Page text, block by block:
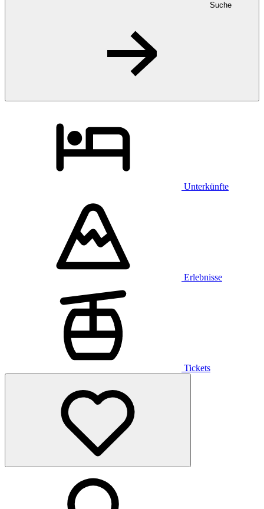
Suche
Unterkünfte
Erlebnisse
Tickets